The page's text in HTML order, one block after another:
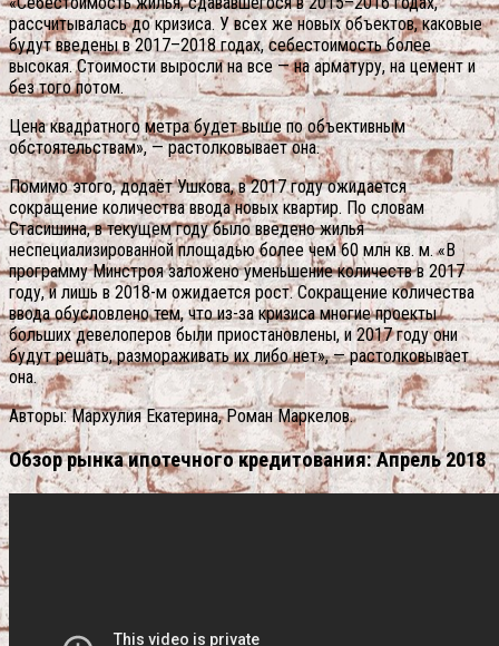
рассчитывалась до кризиса. У всех же новых объектов, каковые
будут введены в 2017–2018 годах, себестоимость более
высокая. Стоимости выросли на все — на арматуру, на цемент и
без того потом.
Цена квадратного метра будет выше по объективным
обстоятельствам», — растолковывает она.
Помимо этого, додаёт Ушкова, в 2017 году ожидается
сокращение количества ввода новых квартир. По словам
Стасишина, в текущем году было введено жилья
неспециализированной площадью более чем 60 млн кв. м. «В
программу Минстроя заложено уменьшение количеств в 2017
году, и лишь в 2018-м ожидается рост. Сокращение количества
ввода обусловлено тем, что из-за кризиса многие проекты
больших девелоперов были приостановлены, и 2017 году они
будут решать, размораживать их либо нет», — растолковывает
она.
Авторы: Мархулия Екатерина, Роман Маркелов.
Обзор рынка ипотечного кредитования: Апрель 2018